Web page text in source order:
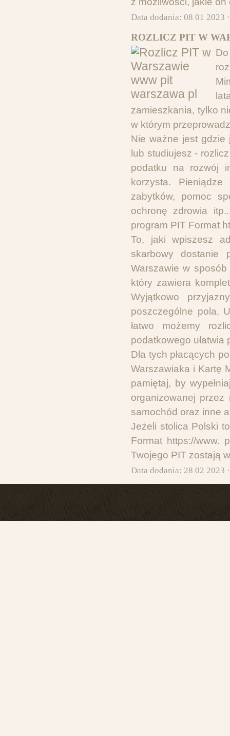
Data dodania: 08 01 2023
ROZLICZ PIT W
zamieszkania, tylko
w którym
Nie ważne jest gdzie
lub studiujesz -
podatku na rozwój
korzysta.
zabytków, pomoc
ochronę zdrowia
program PIT Format
To, jaki wpiszesz
skarbowy dostanie
Warszawie w
który zawiera
Wyjątkowo
poszczególne pola.
łatwo możemy
podatkowego ułatwia
Dla tych płacących
Warszawiaka i Kartę
pamiętaj, by
organizowanej przez
samochód oraz inne
Jeżeli stolica Polski
Format https://www.
Twojego PIT zostają
Data dodania: 28 02 2023